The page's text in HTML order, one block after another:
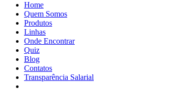
Home
Quem Somos
Produtos
Linhas
Onde Encontrar
Quiz
Blog
Contatos
Transparência Salarial